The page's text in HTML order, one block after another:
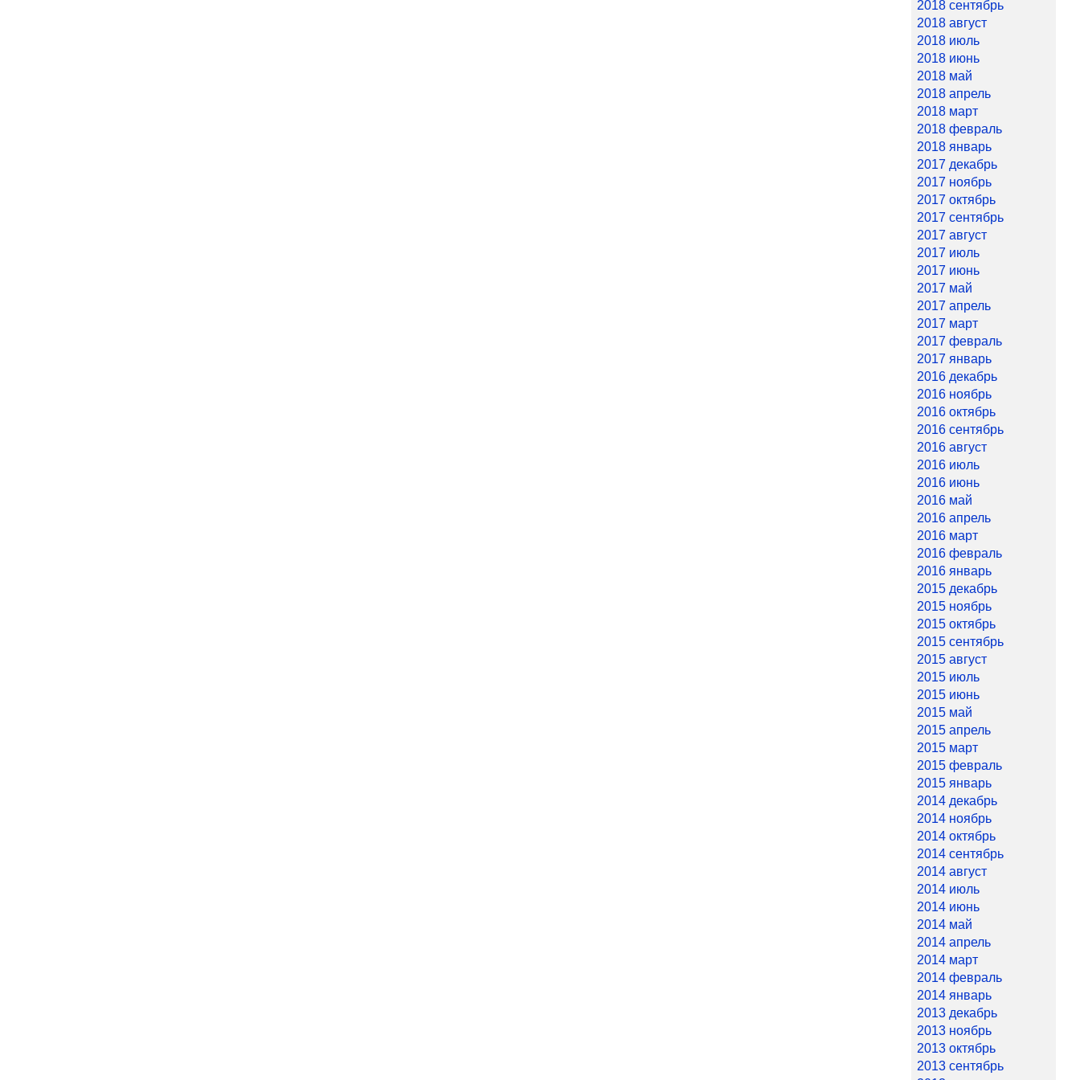
2018 сентябрь
2018 август
2018 июль
2018 июнь
2018 май
2018 апрель
2018 март
2018 февраль
2018 январь
2017 декабрь
2017 ноябрь
2017 октябрь
2017 сентябрь
2017 август
2017 июль
2017 июнь
2017 май
2017 апрель
2017 март
2017 февраль
2017 январь
2016 декабрь
2016 ноябрь
2016 октябрь
2016 сентябрь
2016 август
2016 июль
2016 июнь
2016 май
2016 апрель
2016 март
2016 февраль
2016 январь
2015 декабрь
2015 ноябрь
2015 октябрь
2015 сентябрь
2015 август
2015 июль
2015 июнь
2015 май
2015 апрель
2015 март
2015 февраль
2015 январь
2014 декабрь
2014 ноябрь
2014 октябрь
2014 сентябрь
2014 август
2014 июль
2014 июнь
2014 май
2014 апрель
2014 март
2014 февраль
2014 январь
2013 декабрь
2013 ноябрь
2013 октябрь
2013 сентябрь